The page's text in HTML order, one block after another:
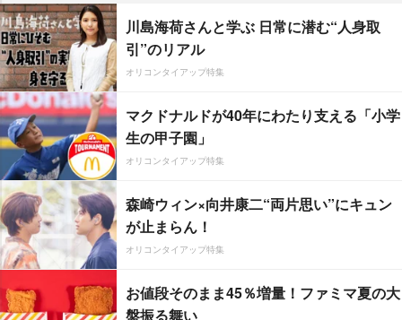
川島海荷さんと学ぶ 日常に潜む“人身取
引”のリアル
オリコンタイアップ特集
マクドナルドが40年にわたり支える「小学
生の甲子園」
オリコンタイアップ特集
森崎ウィン×向井康二“両片思い”にキュン
が止まらん！
オリコンタイアップ特集
お値段そのまま45％増量！ファミマ夏の大
盤振る舞い